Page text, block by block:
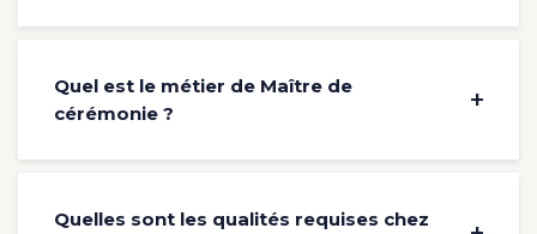
Quel est le métier de Maître de
cérémonie ?
Quelles sont les qualités requises chez